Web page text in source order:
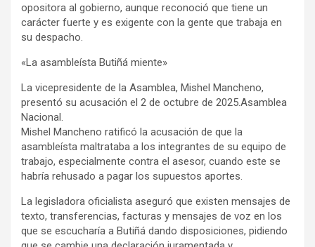
opositora al gobierno, aunque reconoció que tiene un
carácter fuerte y es exigente con la gente que trabaja en
su despacho.
«La asambleísta Butiñá miente»
La vicepresidente de la Asamblea, Mishel Mancheno,
presentó su acusación el 2 de octubre de 2025.Asamblea
Nacional.
Mishel Mancheno ratificó la acusación de que la
asambleísta maltrataba a los integrantes de su equipo de
trabajo, especialmente contra el asesor, cuando este se
habría rehusado a pagar los supuestos aportes.
La legisladora oficialista aseguró que existen mensajes de
texto, transferencias, facturas y mensajes de voz en los
que se escucharía a Butiñá dando disposiciones, pidiendo